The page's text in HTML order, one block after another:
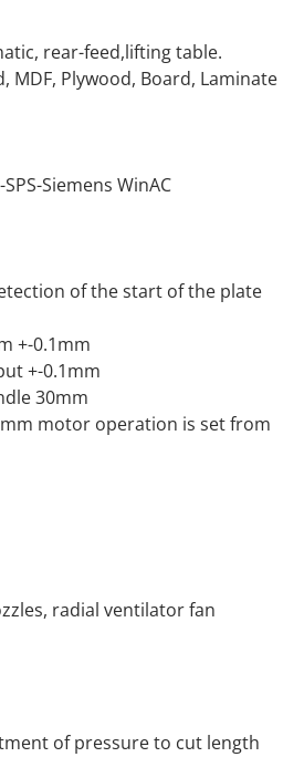
rear-feed,lifting table.
Plywood, Board, Laminate
Siemens WinAC
of the start of the plate
+-0.1mm
+-0.1mm
30mm
motor operation is set from
radial ventilator fan
of pressure to cut length